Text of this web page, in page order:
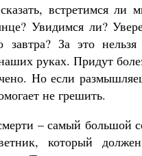
встретимся ли
Увидимся ли?
За это нельзя
руках. Придут
Но если
не грешить.
– самый большой
который